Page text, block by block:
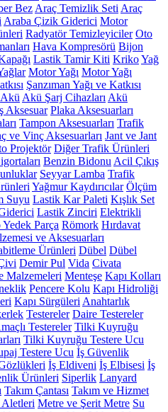
Bez Araç Temizlik Seti Araç
Araba Çizik Giderici Motor
Radyatör Temizleyiciler Oto
Hava Kompresörü Bijon
Lastik Tamir Kiti KrikoYağ
Motor Yağı Motor Yağı
Şanzıman Yağı ve Katkısı
Akü Akü Şarj Cihazları Akü
Aksesuar Plaka Aksesuarları
Tampon Aksesuarları Trafik
ve Vinç Aksesuarları Jant ve Jant
Projektör Diğer Trafik Ürünleri
Benzin Bidonu Acil Çıkış
Seyyar Lamba Trafik
Yağmur Kaydırıcılar Ölçüm
Suyu Lastik Kar Paleti Kışlık Set
Lastik Zinciri Elektrikli
Yedek Parça Römork Hırdavat
ve Aksesuarları
Ürünleri Dübel Dübel
Demir Pul Vida Civata
Malzemeleri Menteşe Kapı Kolları
Pencere Kolu Kapı Hidroliği
Kapı Sürgüleri Anahtarlık
Testereler Daire Testereler
Testereler Tilki Kuyruğu
Tilki Kuyruğu Testere Ucu
Testere Ucu İş Güvenlik
İş Eldiveni İş Elbisesi İş
Ürünleri Siperlik Lanyard
Takım Çantası Takım ve Hizmet
Metre ve Şerit Metre Su